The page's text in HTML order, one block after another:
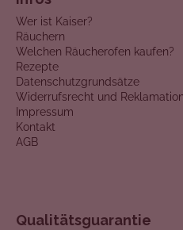
Wer ist Kaiser?
Räuchern
Welchen Räucherofen kaufen?
Rezepte
Datenschutzgrundsätze
Widerrufsrecht und Reklamation
Impressum
Kontakt
AGB
Qualitätsguarantie